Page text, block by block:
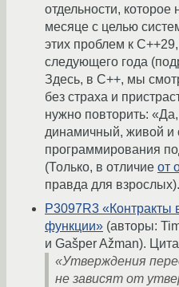
отдельности,
месяце с целью
этих проблем к
следующего года
Здесь, в C++, мы
без страха и
нужно повторить:
динамичный, живой и
программирования
(Только, в отличие от
правда для взрослых).
P3097R3 «Контракты
функции» (авторы:
и Gašper Ažman).
«Утверждения
не зависят от